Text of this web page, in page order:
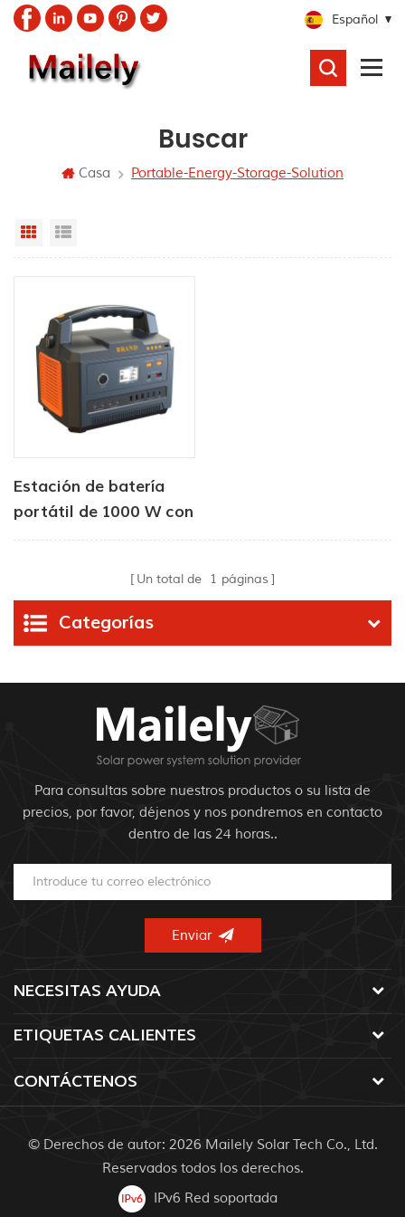
Español
Buscar
Casa Portable-Energy-Storage-Solution
Grid View
Estación de batería
portátil de 1000 W con
altavoz Bluetooth
Un total de 1 páginas
Categorías
Para consultas sobre nuestros productos o su lista de
precios, por favor, déjenos y nos pondremos en contacto
dentro de las 24 horas..
NECESITAS AYUDA
ETIQUETAS CALIENTES
CONTÁCTENOS
© Derechos de autor: 2026 Mailely Solar Tech Co., Ltd.
Reservados todos los derechos.
IPv6 Red soportada